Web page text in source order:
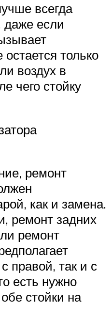
всегда
даже если
только
воздух в
чего стойку
ремонт
как и замена.
ремонт задних
ремонт
правой, так и с
есть нужно
стойки на